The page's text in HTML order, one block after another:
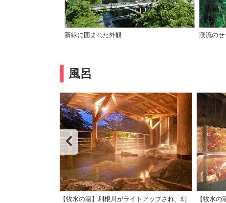
新緑に囲まれた外観 渓流の
風呂
【牧水の湯】利根川がライトアップされ、幻
【牧水